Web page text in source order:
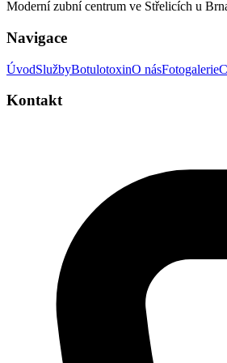
Moderní zubní centrum ve Střelicích u
Navigace
ÚvodSlužbyBotulotoxinO násFotogalerie
Kontakt